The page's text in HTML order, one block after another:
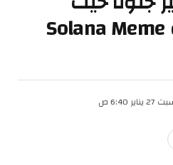
تستهدف عملة Solana Meme
6:40 ص